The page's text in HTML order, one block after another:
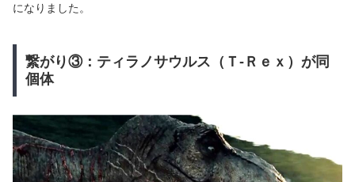
になりました。
繋がり③：ティラノサウルス（Ｔ-Ｒｅｘ）が同
個体